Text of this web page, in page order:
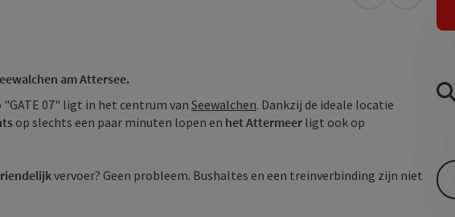
am Attersee.
07" ligt in het centrum van Seewalchen. Dankzij de ideale locatie
op slechts een paar minuten lopen en het Attermeer ligt ook op
vervoer? Geen probleem. Bushaltes en een treinverbinding zijn niet